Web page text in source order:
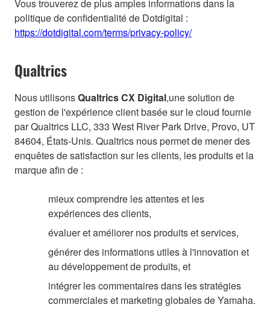
Vous trouverez de plus amples informations dans la
politique de confidentialité de Dotdigital :
https://dotdigital.com/terms/privacy-policy/
Qualtrics
Nous utilisonsQualtrics CX Digital,une solution de
gestion de l'expérience client basée sur le cloud fournie
par Qualtrics LLC, 333 West River Park Drive, Provo, UT
84604, États-Unis. Qualtrics nous permet de mener des
enquêtes de satisfaction sur les clients, les produits et la
marque afin de :
mieux comprendre les attentes et les
expériences des clients,
évaluer et améliorer nos produits et services,
générer des informations utiles à l'innovation et
au développement de produits, et
intégrer les commentaires dans les stratégies
commerciales et marketing globales de Yamaha.